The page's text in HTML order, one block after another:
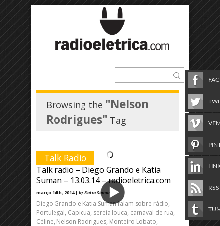
Browsing the "Nelson
Rodrigues" Tag
Talk Radio
Talk radio – Diego Grando e Katia
Suman – 13.03.14 – radioeletrica.com
março 14th, 2014 | by Katia Suman
Diego Grando e Katia Suman falam sobre rádio,
Portulegal, Capicua, sereia louca, carnaval de rua,
Céline, Nelson Rodrigues, Monteiro Lobato,
RSS